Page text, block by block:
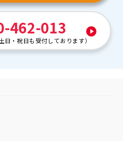
462-013
日・祝日も受付しております）